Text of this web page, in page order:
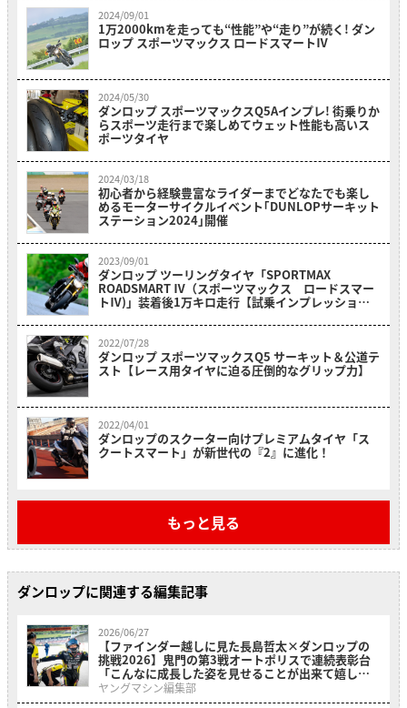
2024/09/01
1万2000kmを走っても“性能”や“走り”が続く! ダン
ロップ スポーツマックス ロードスマートⅣ
2024/05/30
ダンロップ スポーツマックスQ5Aインプレ! 街乗りか
らスポーツ走行まで楽しめてウェット性能も高いス
ポーツタイヤ
2024/03/18
初心者から経験豊富なライダーまでどなたでも楽し
めるモーターサイクルイベント｢DUNLOPサーキット
ステーション2024｣開催
2023/09/01
ダンロップ ツーリングタイヤ「SPORTMAX
ROADSMART Ⅳ（スポーツマックス ロードスマー
トⅣ)」装着後1万キロ走行【試乗インプレッショ
2022/07/28
ダンロップ スポーツマックスQ5 サーキット＆公道テ
スト【レース用タイヤに迫る圧倒的なグリップ力】
2022/04/01
ダンロップのスクーター向けプレミアムタイヤ「ス
クートスマート」が新世代の『2』に進化！
もっと見る
ダンロップに関連する編集記事
2026/06/27
【ファインダー越しに見た長島哲太×ダンロップの
挑戦2026】鬼門の第3戦オートポリスで連続表彰台
「こんなに成長した姿を見せることが出来て嬉し
い」
ヤングマシン編集部